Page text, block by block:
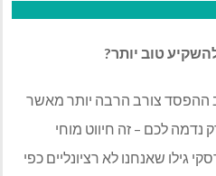
טוב יותר?
צורב הרבה יותר מאשר
לכם – זה חיווט מוחי
גילו שאנחנו לא רציונליים כפי